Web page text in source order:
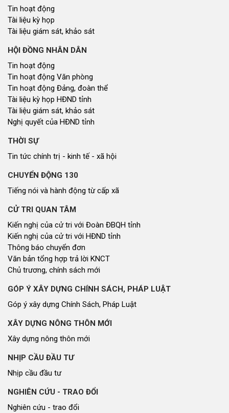
Tin hoạt động
Tài liệu kỳ họp
Tài liệu giám sát, khảo sát
HỘI ĐỒNG NHÂN DÂN
Tin hoạt động
Tin hoạt động Văn phòng
Tin hoạt động Đảng, đoàn thể
Tài liệu kỳ họp HĐND tỉnh
Tài liệu giám sát, khảo sát
Nghị quyết của HĐND tỉnh
THỜI SỰ
Tin tức chính trị - kinh tế - xã hội
CHUYỂN ĐỘNG 130
Tiếng nói và hành động từ cấp xã
CỬ TRI QUAN TÂM
Kiến nghị của cử tri với Đoàn ĐBQH tỉnh
Kiến nghị của cử tri với HĐND tỉnh
Thông báo chuyển đơn
Văn bản tổng hợp trả lời KNCT
Chủ trương, chính sách mới
GÓP Ý XÂY DỰNG CHÍNH SÁCH, PHÁP LUẬT
Góp ý xây dựng Chính Sách, Pháp Luật
XÂY DỰNG NÔNG THÔN MỚI
Xây dựng nông thôn mới
NHỊP CẦU ĐẦU TƯ
Nhịp cầu đầu tư
NGHIÊN CỨU - TRAO ĐỔI
Nghiên cứu - trao đổi